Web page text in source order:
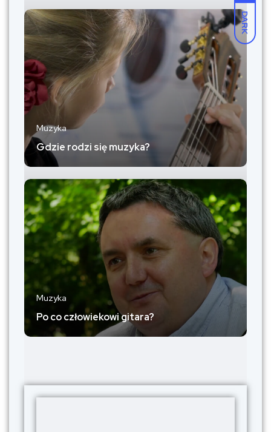
DARK
Muzyka
Gdzie rodzi się muzyka?
Muzyka
Po co człowiekowi gitara?